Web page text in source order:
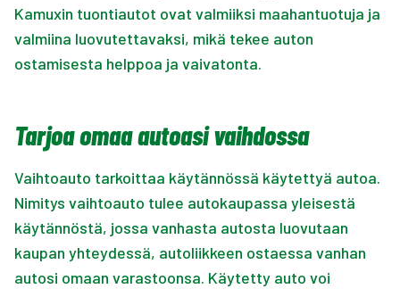
Kamuxin tuontiautot ovat valmiiksi maahantuotuja ja
valmiina luovutettavaksi, mikä tekee auton
ostamisesta helppoa ja vaivatonta.
Tarjoa omaa autoasi vaihdossa
Vaihtoauto tarkoittaa käytännössä käytettyä autoa.
Nimitys vaihtoauto tulee autokaupassa yleisestä
käytännöstä, jossa vanhasta autosta luovutaan
kaupan yhteydessä, autoliikkeen ostaessa vanhan
autosi omaan varastoonsa. Käytetty auto voi